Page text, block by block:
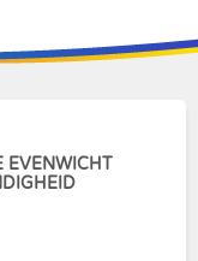
EVENWICHT